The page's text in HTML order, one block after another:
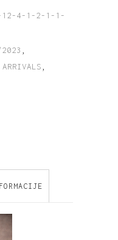
12-4-1-2-1-1-
ARRIVALS